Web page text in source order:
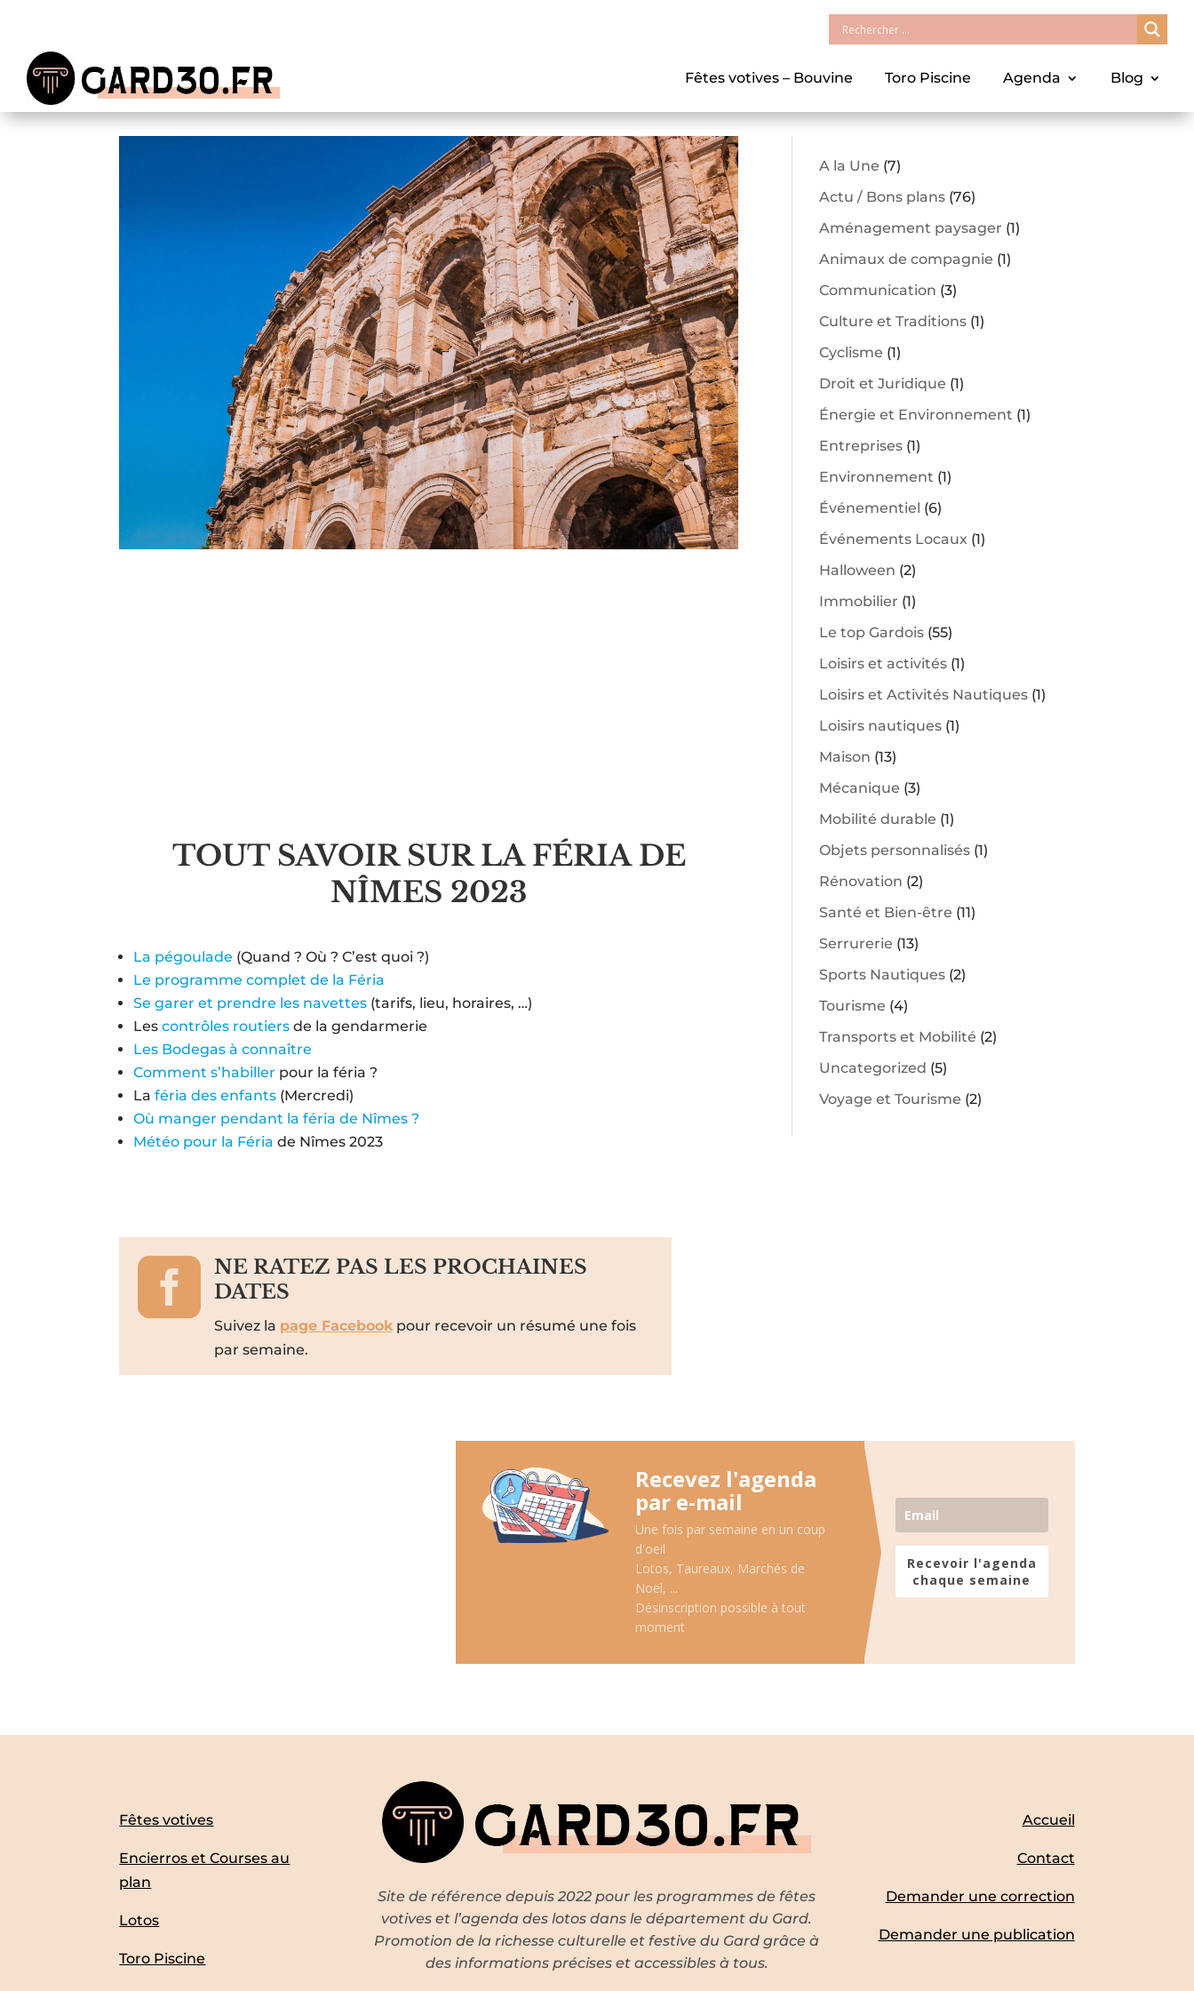
Fêtes votives – Bouvine Toro Piscine Agenda Blog
TOUT SAVOIR SUR LA FÉRIA DE
NÎMES 2023
La pégoulade (Quand ? Où ? C’est quoi ?)
Le programme complet de la Féria
Se garer et prendre les navettes (tarifs, lieu, horaires, …)
Lescontrôles routiers de la gendarmerie
Les Bodegas à connaître
Comment s’habiller pour la féria ?
Laféria des enfants (Mercredi)
Où manger pendant la féria de Nîmes ?
Météo pour la Féria de Nîmes 2023
A la Une (7)
Actu / Bons plans(76)
Aménagement paysager (1)
Animaux de compagnie (1)
Communication (3)
Culture et Traditions(1)
Cyclisme (1)
Droit et Juridique (1)
Énergie et Environnement (1)
Entreprises(1)
Environnement (1)
Événementiel (6)
Événements Locaux(1)
Halloween (2)
Immobilier (1)
Le top Gardois(55)
Loisirs et activités(1)
Loisirs et Activités Nautiques(1)
Loisirs nautiques(1)
Maison (13)
Mécanique (3)
Mobilité durable (1)
Objets personnalisés(1)
Rénovation (2)
Santé et Bien-être (11)
Serrurerie (13)
Sports Nautiques(2)
Tourisme (4)
Transports et Mobilité (2)
Uncategorized (5)
Voyage et Tourisme (2)
 NE RATEZ PAS LES PROCHAINES
DATES
Suivez la page Facebookpour recevoir un résumé une fois
par semaine.
Recevez l'agenda
par e-mail
Une fois par semaine en un coup
d'oeil
Lotos, Taureaux, Marchés de
Noël, ...
Désinscription possible à tout
moment
Recevoir l'agenda
chaque semaine
Fêtes votives
Encierros et Courses au
plan
Lotos
Toro Piscine
Site de référence depuis 2022 pour les programmes de fêtes
votives et l’agenda des lotos dans le département du Gard.
Promotion de la richesse culturelle et festive du Gard grâce à
des informations précises et accessibles à tous.
Accueil
Contact
Demander une correction
Demander une publication